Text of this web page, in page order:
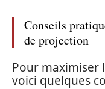
Conseils
de projection
Pour maximiser
voici quelques